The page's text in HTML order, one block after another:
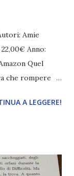
Amie
Anno:
Quel
che rompere
Anno 2575: il
BeiTech,
A LEGGERE!